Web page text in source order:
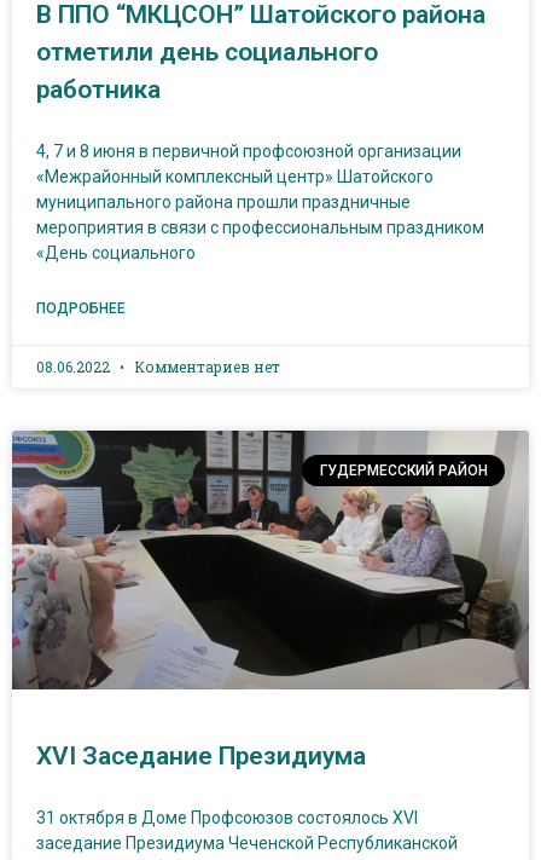
В ППО “МКЦСОН” Шатойского района
отметили день социального
работника
4, 7 и 8 июня в первичной профсоюзной организации
«Межрайонный комплексный центр» Шатойского
муниципального района прошли праздничные
мероприятия в связи с профессиональным праздником
«День социального
ПОДРОБНЕЕ
08.06.2022 Комментариев нет
ГУДЕРМЕССКИЙ РАЙОН
XVI Заседание Президиума
31 октября в Доме Профсоюзов состоялось XVI
заседание Президиума Чеченской Республиканской